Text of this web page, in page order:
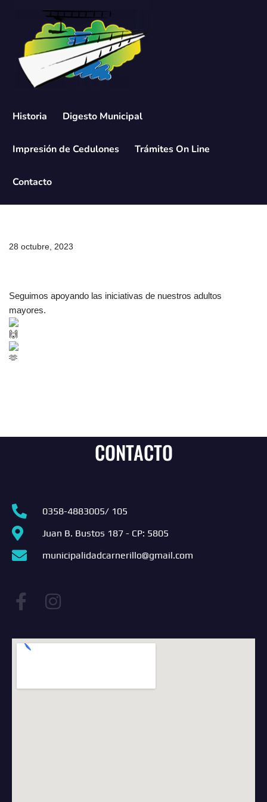
contenido
Historia Digesto Municipal
Impresión de Cedulones Trámites On Line
Contacto
28 octubre, 2023
Seguimos apoyando las iniciativas de nuestros adultos
mayores.
CONTACTO
0358-4883005/ 105
Juan B. Bustos 187 - CP: 5805
municipalidadcarnerillo@gmail.com